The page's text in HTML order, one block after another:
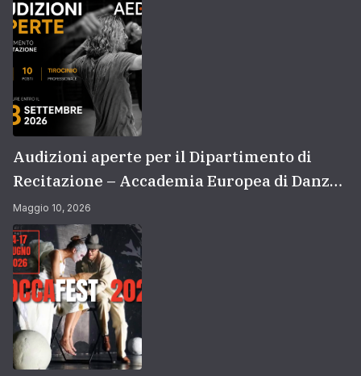
Audizioni aperte per il Dipartimento di
Recitazione – Accademia Europea di Danza
(2026/2027) | Scuola di recitazione a Roma
Maggio 10, 2026